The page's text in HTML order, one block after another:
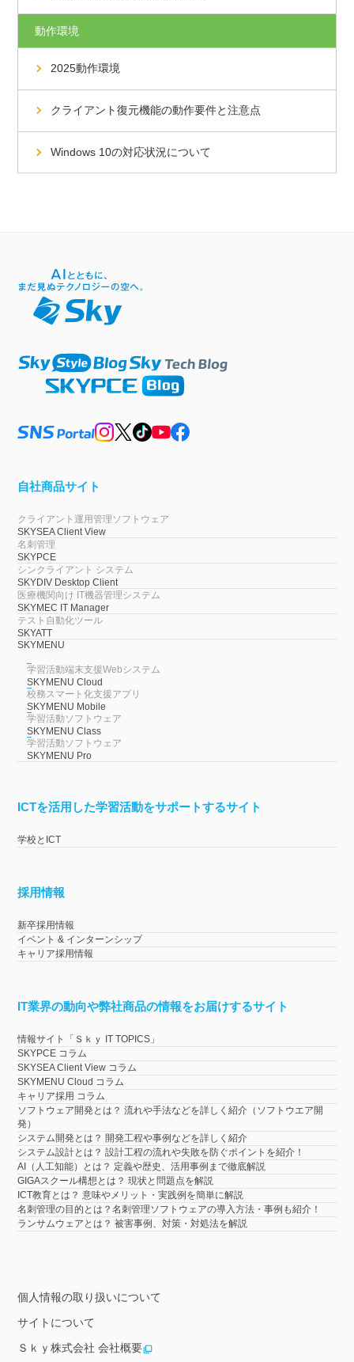
動作環境
2025動作環境
クライアント復元機能の動作要件と注意点
Windows 10の対応状況について
自社商品サイト
クライアント運用管理ソフトウェア
SKYSEA Client View
名刺管理
SKYPCE
シンクライアント システム
SKYDIV Desktop Client
医療機関向け IT機器管理システム
SKYMEC IT Manager
テスト自動化ツール
SKYATT
SKYMENU
学習活動端末支援Webシステム
SKYMENU Cloud
校務スマート化支援アプリ
SKYMENU Mobile
学習活動ソフトウェア
SKYMENU Class
学習活動ソフトウェア
SKYMENU Pro
ICTを活用した学習活動をサポートするサイト
学校とICT
採用情報
新卒採用情報
イベント & インターンシップ
キャリア採用情報
IT業界の動向や弊社商品の情報をお届けするサイト
情報サイト「Ｓｋｙ IT TOPICS」
SKYPCE コラム
SKYSEA Client View コラム
SKYMENU Cloud コラム
キャリア採用 コラム
ソフトウェア開発とは？ 流れや手法などを詳しく紹介（ソフトウエア開
発）
システム開発とは？ 開発工程や事例などを詳しく紹介
システム設計とは？ 設計工程の流れや失敗を防ぐポイントを紹介！
AI（人工知能）とは？ 定義や歴史、活用事例まで徹底解説
GIGAスクール構想とは？ 現状と問題点を解説
ICT教育とは？ 意味やメリット・実践例を簡単に解説
名刺管理の目的とは？名刺管理ソフトウェアの導入方法・事例も紹介！
ランサムウェアとは？ 被害事例、対策・対処法を解説
個人情報の取り扱いについて
サイトについて
Ｓｋｙ株式会社 会社概要